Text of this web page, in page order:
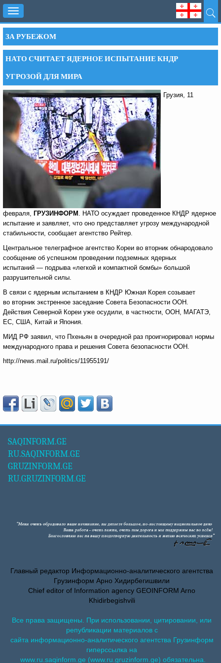
Toggle
navigation
ЗА РУБЕЖОМ
НАТО СЧИТАЕТ ЯДЕРНОЕ ИСПЫТАНИЕ КНДР
УГРОЗОЙ ДЛЯ МИРА
Грузия, 11
февраля, ГРУЗИНФОРМ . НАТО осуждает проведенное КНДР ядерное
испытание и заявляет, что оно представляет угрозу международной
стабильности, сообщает агентство Рейтер.
Центральное телеграфное агентство Кореи во вторник обнародовало
сообщение об успешном проведении подземных ядерных
испытаний — подрыва «легкой и компактной бомбы» большой
разрушительной силы.
В связи с ядерным испытанием в КНДР Южная Корея созывает
во вторник экстренное заседание Совета Безопасности ООН.
Действия Северной Кореи уже осудили, в частности, ООН, МАГАТЭ,
ЕС, США, Китай и Япония.
МИД РФ заявил, что Пхеньян в очередной раз проигнорировал нормы
международного права и решения Совета безопасности ООН.
http://news.mail.ru/politics/11955191/
SAQINFORM.GE
RU.SAQINFORM.GE
GRUZINFORM.GE
RU.GRUZINFORM.GE
Главный редактор Информационно-аналитического агентства
Грузинформ Арно Хидирбегишвили
Chief editor of Information agency GEOINFORM Arno
Khidirbegishvili
Все права защищены. При использовании, цитировании, или
републикации материалов с
сайта информационно-аналитического агентства Грузинформ
гиперссылка на
www.ru.saqinform.ge (www.ru.gruzinform.ge) обязательна.